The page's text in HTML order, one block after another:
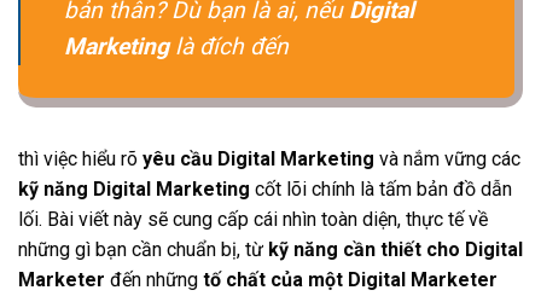
bản thân? Dù bạn là ai, nếu Digital
Marketinglà đích đến
thì việc hiểu rõ yêu cầu Digital Marketing và nắm vững các
kỹ năng Digital Marketing cốt lõi chính là tấm bản đồ dẫn
lối. Bài viết này sẽ cung cấp cái nhìn toàn diện, thực tế về
những gì bạn cần chuẩn bị, từ kỹ năng cần thiết cho Digital
Marketer đến những tố chất của một Digital Marketer